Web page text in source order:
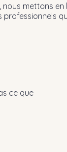
mettons
professionnels
ce que